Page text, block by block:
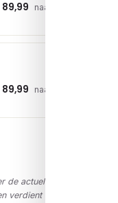
naar shop →
naar shop →
de actuele prijs in de
verdient via affiliate-